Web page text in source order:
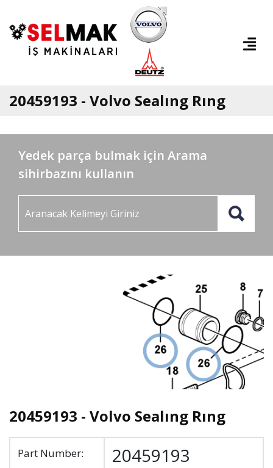
20459193 - Volvo Sealıng Rıng
Yedek parça bulmak için Arama
sihirbazını kullanın
20459193 - Volvo Sealıng Rıng
Part Number: 20459193